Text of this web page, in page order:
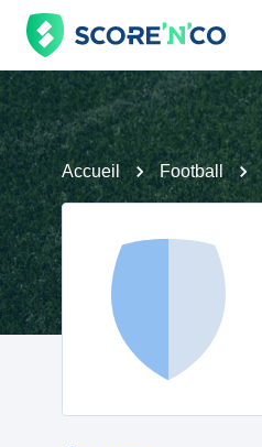
Accueil Football